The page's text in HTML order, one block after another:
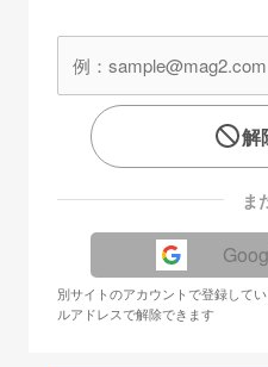
解
ま
別サイトのアカウントで登録して
ルアドレスで解除できます